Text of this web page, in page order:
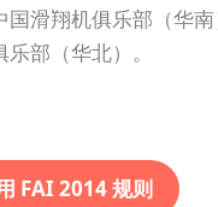
国滑翔机俱乐部（华
部（华北）。
FAI 2014 规则